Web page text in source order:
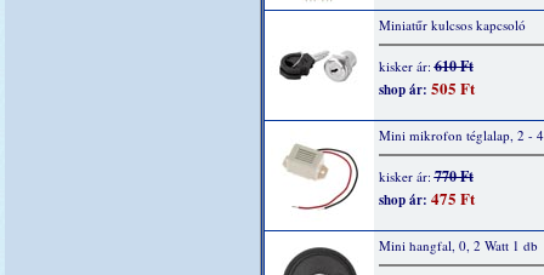
Miniatűr kulcsos kapcsoló
kisker ár:610 Ft
shop ár: 505 Ft
Mini mikrofon téglalap, 2 -
kisker ár:770 Ft
shop ár: 475 Ft
Mini hangfal, 0, 2 Watt 1 db